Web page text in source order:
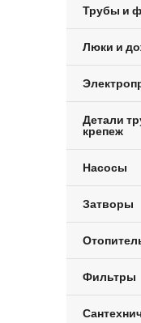
Трубы и
Люки и
Детали
крепеж
Насосы
Затворы
Фильтры